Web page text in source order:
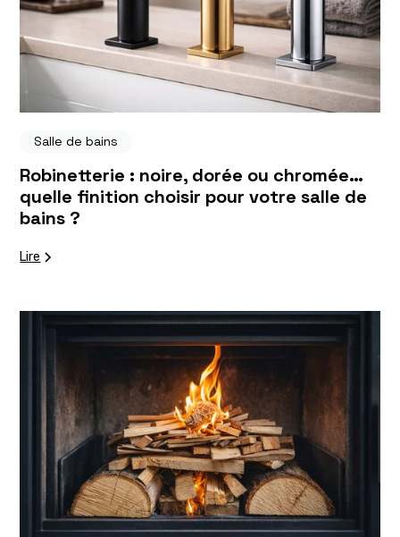
Salle de bains
Robinetterie : noire, dorée ou chromée…
quelle finition choisir pour votre salle de
bains ?
Lire